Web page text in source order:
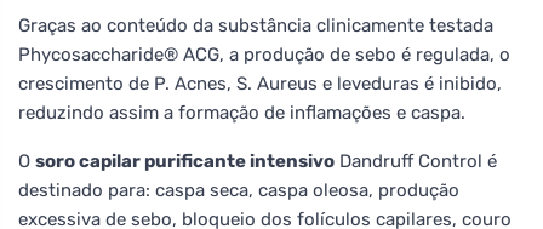
Graças ao conteúdo da substância clinicamente testada
Phycosaccharide® ACG, a produção de sebo é regulada, o
crescimento de P. Acnes, S. Aureus e leveduras é inibido,
reduzindo assim a formação de inflamações e caspa.
O soro capilar purificante intensivo Dandruff Control é
destinado para: caspa seca, caspa oleosa, produção
excessiva de sebo, bloqueio dos folículos capilares, couro